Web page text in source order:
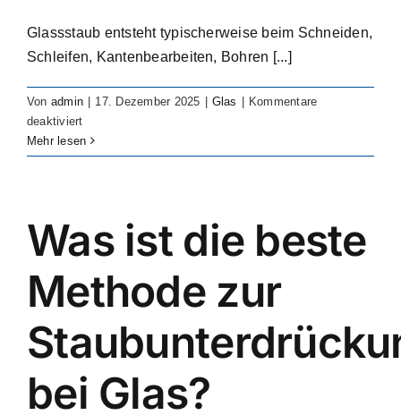
Glassstaub entsteht typischerweise beim Schneiden,
Schleifen, Kantenbearbeiten, Bohren [...]
Von admin 17. Dezember 2025 Glas
Kommentare
deaktiviertfür
Where
is
commonly
generated?
Mehr lesen
Was ist die beste
Methode zur
bei Glas?